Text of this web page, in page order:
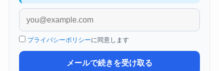
プライバシーポリシーに同意します
メールで続きを受け取る